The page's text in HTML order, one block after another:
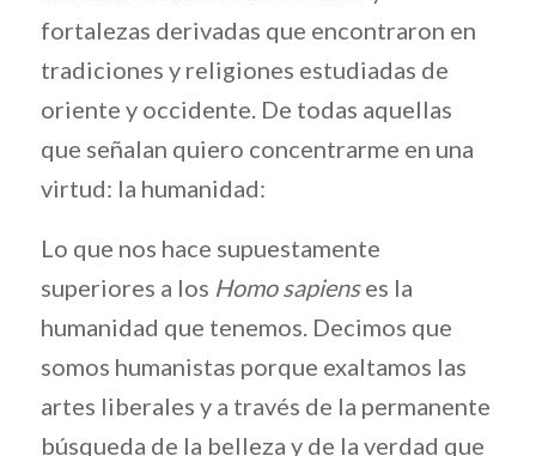
fortalezas derivadas que encontraron en
tradiciones y religiones estudiadas de
oriente y occidente. De todas aquellas
que señalan quiero concentrarme en una
virtud: la humanidad:
Lo que nos hace supuestamente
superiores a los Homo sapienses la
humanidad que tenemos. Decimos que
somos humanistas porque exaltamos las
artes liberales y a través de la permanente
búsqueda de la belleza y de la verdad que